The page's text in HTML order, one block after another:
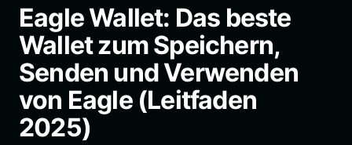
Bahasa Indonesia
ภาษาไทย
हिन्दी
Español
Português (Brasil)
Español (Argentina)
Eagle Wallet: Das beste
Wallet zum Speichern,
Senden und Verwenden
von Eagle (Leitfaden
2025)